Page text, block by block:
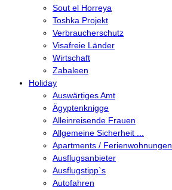
Sout el Horreya
Toshka Projekt
Verbraucherschutz
Visafreie Länder
Wirtschaft
Zabaleen
Holiday
Auswärtiges Amt
Ägyptenknigge
Alleinreisende Frauen
Allgemeine Sicherheit ...
Apartments / Ferienwohnungen
Ausflugsanbieter
Ausflugstipp`s
Autofahren